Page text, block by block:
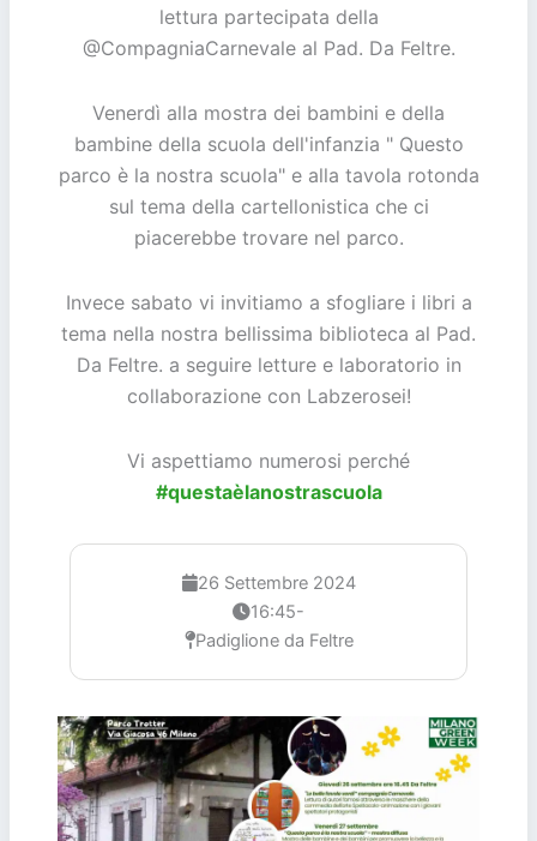
lettura partecipata della
@CompagniaCarnevale al Pad. Da Feltre.
Venerdì alla mostra dei bambini e della
bambine della scuola dell'infanzia " Questo
parco è la nostra scuola" e alla tavola rotonda
sul tema della cartellonistica che ci
piacerebbe trovare nel parco.
Invece sabato vi invitiamo a sfogliare i libri a
tema nella nostra bellissima biblioteca al Pad.
Da Feltre. a seguire letture e laboratorio in
collaborazione con Labzerosei!
Vi aspettiamo numerosi perché
#questaèlanostrascuola
26 Settembre 2024
16:45-
Padiglione da Feltre